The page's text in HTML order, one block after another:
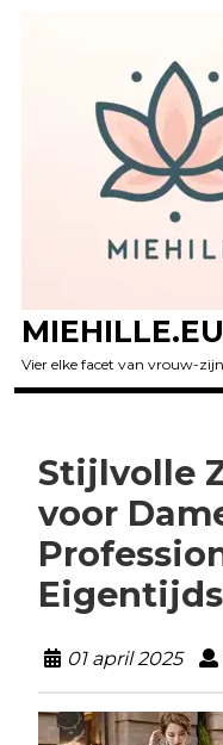
MIEHILLE.EU
Vier elke facet van vrouw-zijn
Stijlvolle
voor
Eigentijds
01 april 2025